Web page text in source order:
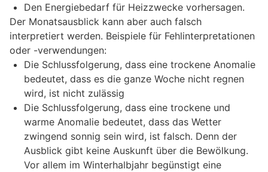
Den Energiebedarf für Heizzwecke vorhersagen.
Der Monatsausblick kann aber auch falsch
interpretiert werden. Beispiele für Fehlinterpretationen
oder -verwendungen:
Die Schlussfolgerung, dass eine trockene Anomalie
bedeutet, dass es die ganze Woche nicht regnen
wird, ist nicht zulässig
Die Schlussfolgerung, dass eine trockene und
warme Anomalie bedeutet, dass das Wetter
zwingend sonnig sein wird, ist falsch. Denn der
Ausblick gibt keine Auskunft über die Bewölkung.
Vor allem im Winterhalbjahr begünstigt eine